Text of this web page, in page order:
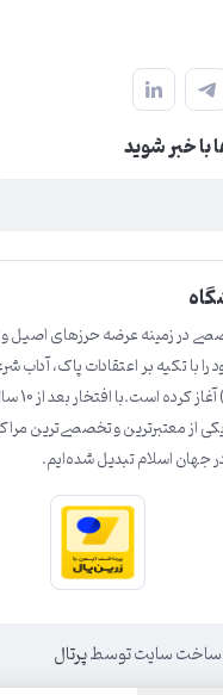
رضا(ع) ، حرم مطهر رضوی ،
خبر شوید
در زمینه عرضه حرزهای
با تکیه بر اعتقادات پاک، آداب
جوار
از معتبرترین و تخصصی‌ترین
جهان اسلام تبدیل شده‌ایم.
ساخت سایت توسطپرتال